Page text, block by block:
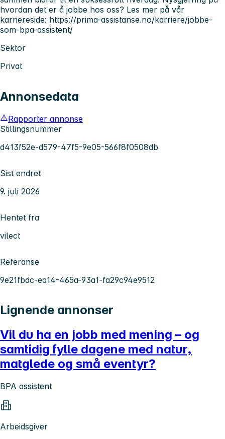
hvordan det er å jobbe hos oss? Les mer på vår
karriereside: https://prima-assistanse.no/karriere/jobbe-
som-bpa-assistent/
Sektor
Privat
Annonsedata
Rapporter annonse
Stillingsnummer
d413f52e-d579-47f5-9e05-566f8f0508db
Sist endret
9. juli 2026
Hentet fra
vilect
Referanse
9e21fbdc-ea14-465a-93a1-fa29c94e9512
Lignende annonser
Vil du ha en jobb med mening – og
samtidig fylle dagene med natur,
matglede og små eventyr?
BPA assistent
Arbeidsgiver